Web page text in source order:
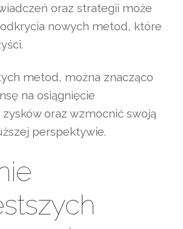
oraz strategii może
nowych metod, które
metod, można znacząco
na osiągnięcie
oraz wzmocnić swoją
perspektywie.